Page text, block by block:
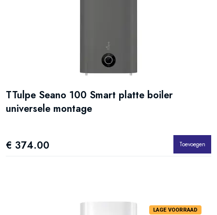
TTulpe Seano 100 Smart platte boiler
universele montage
€ 374.00 Toevoegen
LAGE VOORRAAD